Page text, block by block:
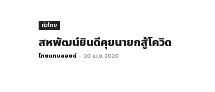
ทั่วไทย
สหพัฒน์ยินดีคุยนายกสู้โควิด
ไทยแทบลอยด์ - 20 เม.ย. 2020